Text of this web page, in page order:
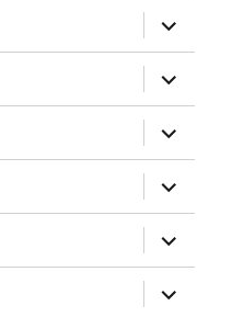
öffnen
öffnen
öffnen
öffnen
öffnen
öffnen